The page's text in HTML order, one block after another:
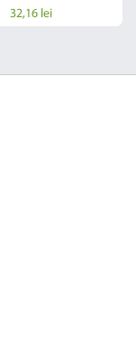
32,16 lei